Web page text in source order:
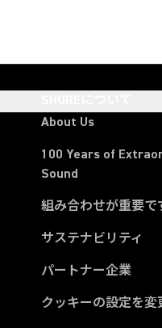
About Us
100 Years of
Sound
組み合わせが重要で
サステナビリティ
パートナー企業
クッキーの設定を変